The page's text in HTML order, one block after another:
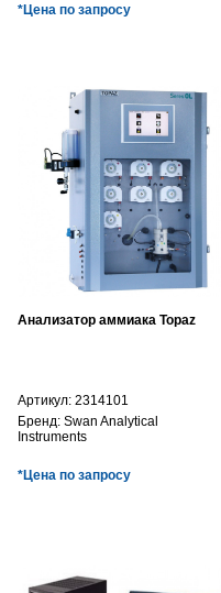
*Цена по запросу
Анализатор аммиака Topaz
Артикул: 2314101
Бренд: Swan Analytical
Instruments
*Цена по запросу